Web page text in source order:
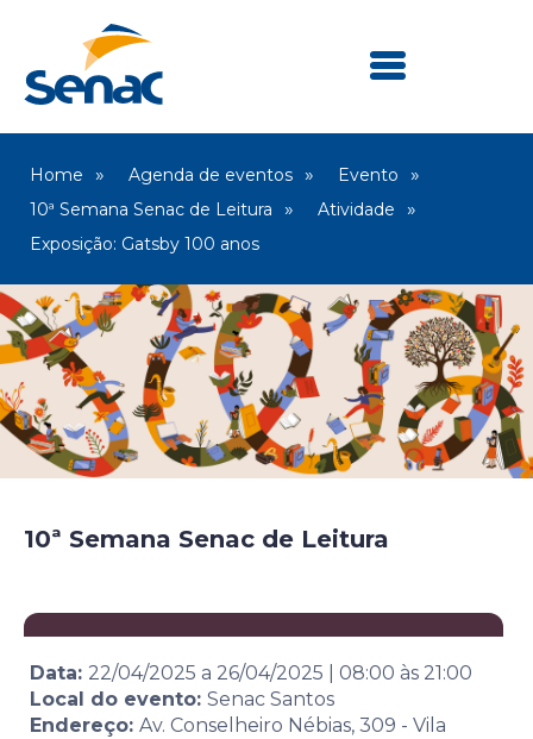
Home Agenda de eventos
Evento
10ª Semana Senac de Leitura
Atividade
Exposição: Gatsby 100 anos
10ª Semana Senac de Leitura
Data: 22/04/2025 a 26/04/2025 08:00 às 21:00
Local do evento: Senac Santos
Endereço: Av. Conselheiro Nébias, 309 - Vila